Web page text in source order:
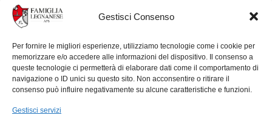
Gestisci Consenso
Per fornire le migliori esperienze, utilizziamo tecnologie come i cookie per
memorizzare e/o accedere alle informazioni del dispositivo. Il consenso a
queste tecnologie ci permetterà di elaborare dati come il comportamento di
navigazione o ID unici su questo sito. Non acconsentire o ritirare il
consenso può influire negativamente su alcune caratteristiche e funzioni.
Gestisci servizi
Famiglia Legnanese